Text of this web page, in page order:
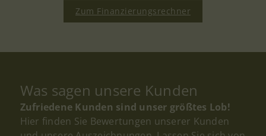
Zum Finanzierungsrechner
Was sagen unsere Kunden
Zufriedene Kunden sind unser größtes Lob!
Hier finden Sie Bewertungen unserer Kunden